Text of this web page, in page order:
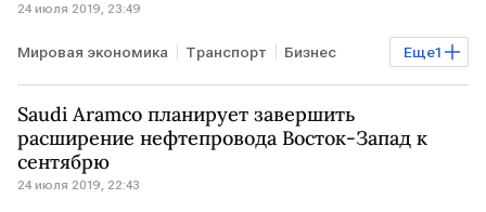
24 июля 2019, 23:49
Еще1
Мировая экономика Транспорт Бизнес
Туризм
Saudi Aramco планирует завершить
расширение нефтепровода Восток-Запад к
сентябрю
24 июля 2019, 22:43